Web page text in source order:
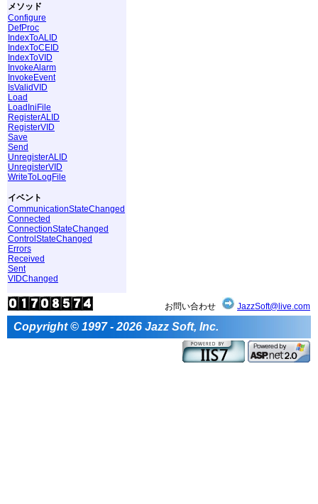
メソッド
Configure
DefProc
IndexToALID
IndexToCEID
IndexToVID
InvokeAlarm
InvokeEvent
IsValidVID
Load
LoadIniFile
RegisterALID
RegisterVID
Save
Send
UnregisterALID
UnregisterVID
WriteToLogFile
イベント
CommunicationStateChanged
Connected
ConnectionStateChanged
ControlStateChanged
Errors
Received
Sent
VIDChanged
お問い合わせ JazzSoft@live.com
Copyright © 1997 - 2026 Jazz Soft, Inc.